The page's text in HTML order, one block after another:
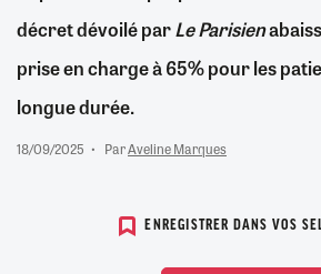
décret dévoilé parLe Parisien
prise en charge à 65% pour les
longue durée.
18/09/2025 ParAveline Marques
ENREGISTRER DANS VOS